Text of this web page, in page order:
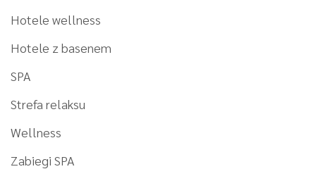
Hotele wellness
Hotele z basenem
SPA
Strefa relaksu
Wellness
Zabiegi SPA